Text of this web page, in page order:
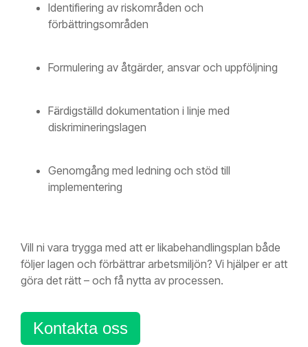
Identifiering av riskområden och
förbättringsområden
Formulering av åtgärder, ansvar och uppföljning
Färdigställd dokumentation i linje med
diskrimineringslagen
Genomgång med ledning och stöd till
implementering
Vill ni vara trygga med att er likabehandlingsplan både
följer lagen och förbättrar arbetsmiljön? Vi hjälper er att
göra det rätt – och få nytta av processen.
Kontakta oss